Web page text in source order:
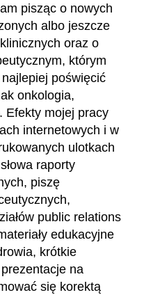
pisząc o nowych
albo jeszcze
oraz o
którym
poświęcić
onkologia,
Efekty mojej pracy
internetowych i w
ulotkach
raporty
piszę
public relations
edukacyjne
krótkie
na
się korektą